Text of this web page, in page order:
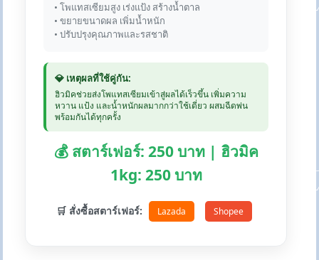
• โพแทสเซียมสูง เร่งแป้ง สร้างน้ำตาล
• ขยายขนาดผล เพิ่มน้ำหนัก
• ปรับปรุงคุณภาพและรสชาติ
💎 เหตุผลที่ใช้คู่กัน:
ฮิวมิคช่วยส่งโพแทสเซียมเข้าสู่ผลได้เร็วขึ้น เพิ่มความ
หวาน แป้ง และน้ำหนักผลมากกว่าใช้เดี่ยว ผสมฉีดพ่น
พร้อมกันได้ทุกครั้ง
💰 สตาร์เฟอร์: 250 บาท | ฮิวมิค
1kg: 250 บาท
🛒 สั่งซื้อสตาร์เฟอร์: Lazada Shopee